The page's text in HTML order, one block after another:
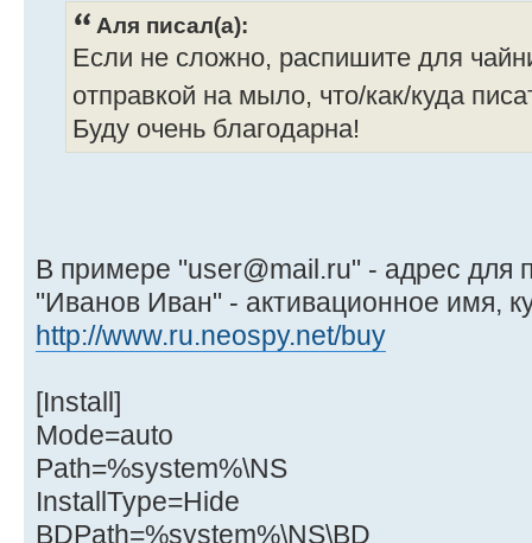
Аля писал(а):
Если не сложно, распишите для
отправкой на мыло, что/как/куда
Буду очень благодарна!
В примере "user@mail.ru" - адрес для
"Иванов Иван" - активационное имя,
http://www.ru.neospy.net/buy
[Install]
Mode=auto
Path=%system%\NS
InstallType=Hide
BDPath=%system%\NS\BD